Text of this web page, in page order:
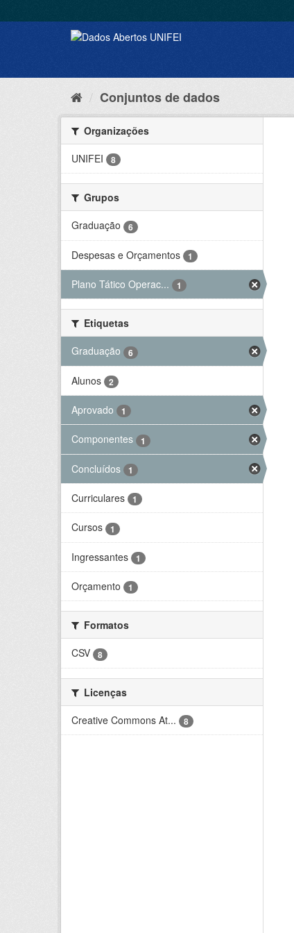
Conjuntos de dados
Organizações
UNIFEI
8
Grupos
Graduação
6
Despesas e Orçamentos 1
Plano Tático Operac... 1
Etiquetas
Graduação
6
Alunos 2
Aprovado 1
Componentes 1
Concluídos 1
Curriculares 1
Cursos 1
Ingressantes 1
Orçamento 1
Formatos
CSV
8
Licenças
Creative Commons At...
8